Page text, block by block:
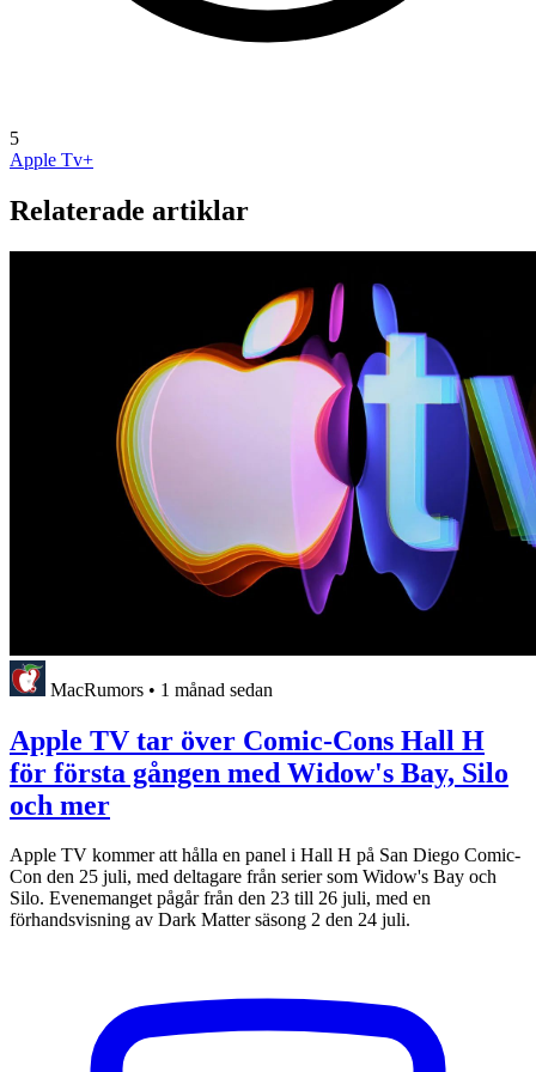
5
Apple Tv+
Relaterade artiklar
MacRumors • 1 månad sedan
Apple TV tar över Comic-Cons Hall H
för första gången med Widow's Bay, Silo
och mer
Apple TV kommer att hålla en panel i Hall H på San Diego Comic-
Con den 25 juli, med deltagare från serier som Widow's Bay och
Silo. Evenemanget pågår från den 23 till 26 juli, med en
förhandsvisning av Dark Matter säsong 2 den 24 juli.